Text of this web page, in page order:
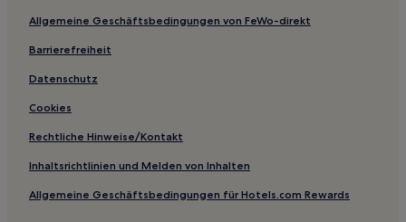
Allgemeine Geschäftsbedingungen von FeWo-direkt
Barrierefreiheit
Datenschutz
Cookies
Rechtliche Hinweise/Kontakt
Inhaltsrichtlinien und Melden von Inhalten
Allgemeine Geschäftsbedingungen für Hotels.com Rewards